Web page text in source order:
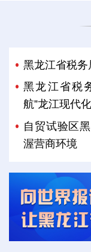
黑龙江省税
黑龙江省税
航”龙江现代
自贸试验区
渥营商环境